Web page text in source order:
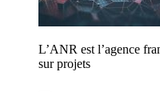
L’ANR est l’agence
sur projets